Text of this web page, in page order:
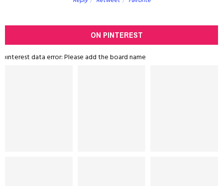
ON PINTEREST
pinterest data error: Please add the board name